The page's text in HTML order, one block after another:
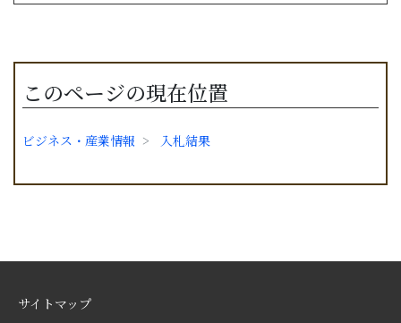
このページの現在位置
ビジネス・産業情報 入札結果
サイトマップ